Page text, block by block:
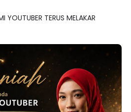
YOUTUBER TERUS MELAKAR